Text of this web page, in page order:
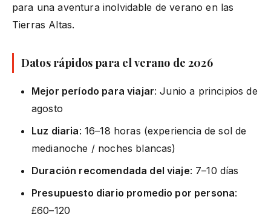
para una aventura inolvidable de verano en las
Tierras Altas.
Datos rápidos para el verano de 2026
Mejor período para viajar: Junio a principios de
agosto
Luz diaria: 16–18 horas (experiencia de sol de
medianoche / noches blancas)
Duración recomendada del viaje: 7–10 días
Presupuesto diario promedio por persona:
£60–120